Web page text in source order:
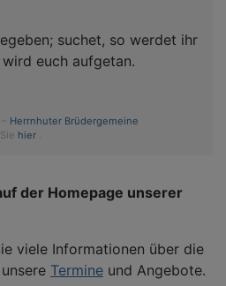
suchet, so werdet ihr
euch aufgetan.
Herrnhuter Brüdergemeine
hier .
der Homepage unserer
viele Informationen über die
Termine und Angebote.